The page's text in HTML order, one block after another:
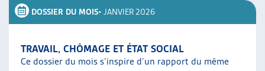
DOSSIER DU MOIS• JANVIER 2026
TRAVAIL, CHÔMAGE ET ÉTAT SOCIAL
Ce dossier du mois s’inspire d’un rapport du même